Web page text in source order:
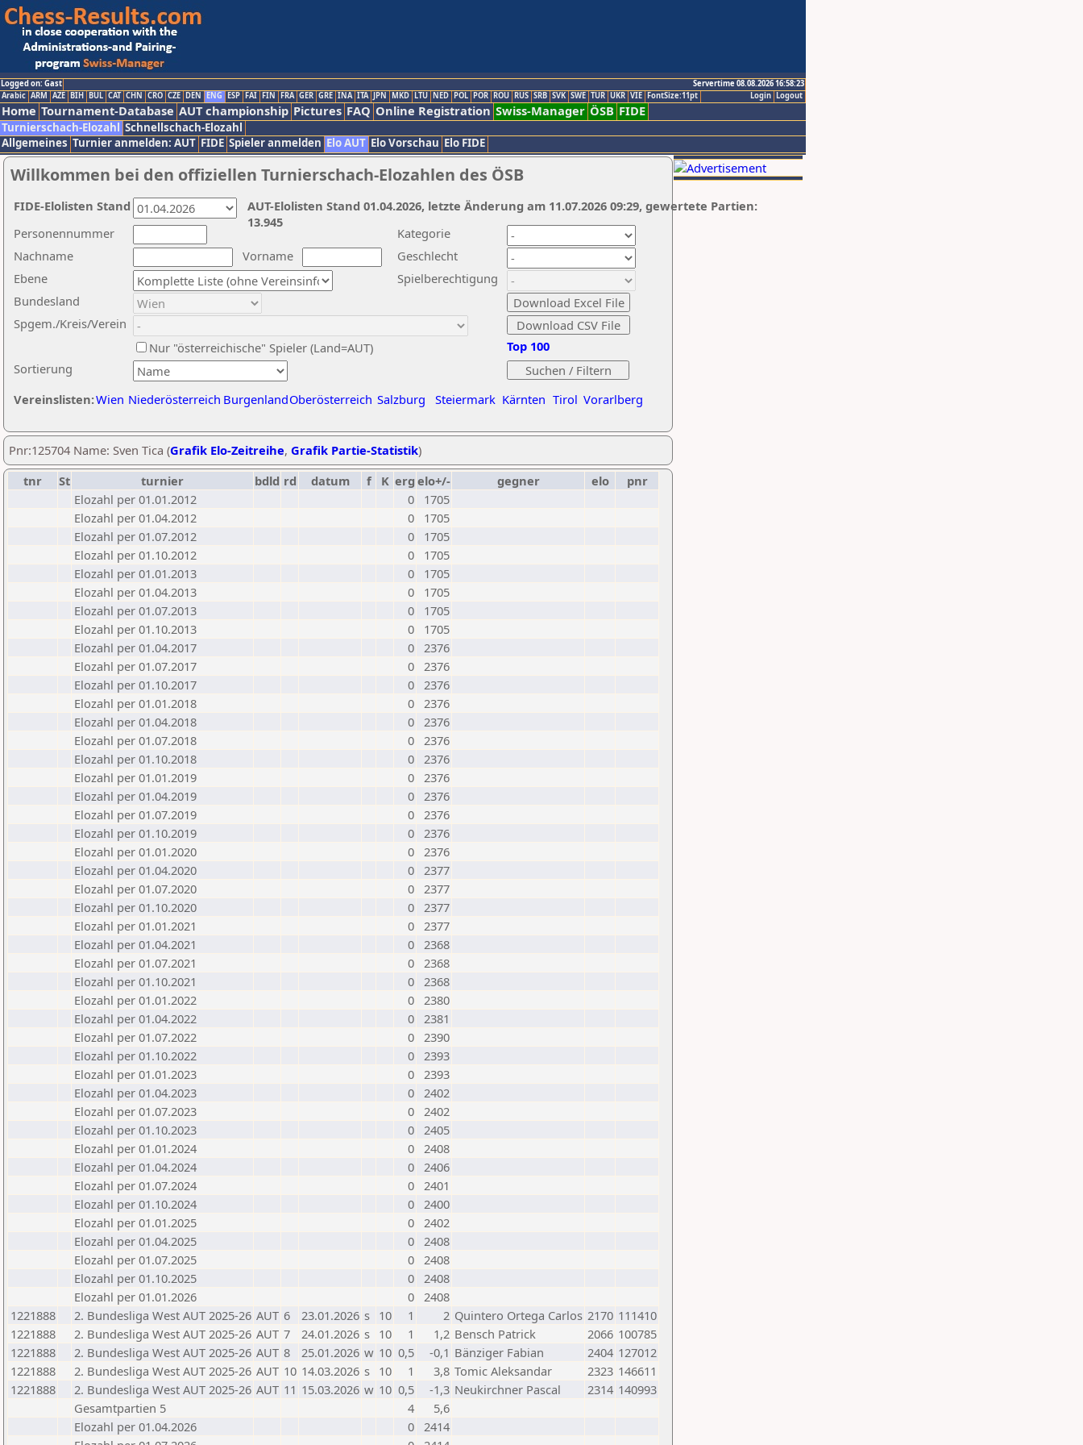
Logged on: Gast
Servertime 08.08.2026 16:58:23
Logout
Login
Arabic ARM AZE BIH BUL CAT CHN CRO CZE DEN ENG ESP FAI FIN FRA GER GRE INA ITA JPN MKD LTU NED POL POR ROU RUS SRB SVK SWE TUR UKR VIE FontSize:11pt
Home Tournament-Database AUT championship Pictures FAQ Online Registration Swiss-Manager ÖSB FIDE
Turnierschach-Elozahl Schnellschach-Elozahl
Allgemeines Turnier anmelden: AUT FIDE Spieler anmelden Elo AUT Elo Vorschau Elo FIDE
Willkommen bei den offiziellen Turnierschach-Elozahlen des ÖSB
Nachname
Vorname
Ebene
Kategorie
Sortierung
Personennummer
Bundesland
Spgem./Kreis/Verein
Geschlecht
Nur "österreichische" Spieler (Land=AUT)
Spielberechtigung
Vereinslisten:Wien Niederösterreich BurgenlandOberösterreich Salzburg Steiermark Kärnten Tirol Vorarlberg
Top 100
AUT-Elolisten Stand 01.04.2026, letzte Änderung am 11.07.2026 09:29, gewertete Partien:
13.945
FIDE-Elolisten Stand
Pnr:125704 Name: Sven Tica (Grafik Elo-Zeitreihe, Grafik Partie-Statistik)
tnr
St turnier bdld rd datum f K erg elo+/- gegner elo
pnr
Elozahl per 01.01.2012
0
1705
Elozahl per 01.04.2012
0
1705
Elozahl per 01.07.2012
0
1705
Elozahl per 01.10.2012
0
1705
Elozahl per 01.01.2013
0
1705
Elozahl per 01.04.2013
0
1705
Elozahl per 01.07.2013
0
1705
Elozahl per 01.10.2013
0
1705
Elozahl per 01.04.2017
0 2376
Elozahl per 01.07.2017
0 2376
Elozahl per 01.10.2017
0 2376
Elozahl per 01.01.2018
0 2376
Elozahl per 01.04.2018
0 2376
Elozahl per 01.07.2018
0 2376
Elozahl per 01.10.2018
0 2376
Elozahl per 01.01.2019
0 2376
Elozahl per 01.04.2019
0 2376
Elozahl per 01.07.2019
0 2376
Elozahl per 01.10.2019
0 2376
Elozahl per 01.01.2020
0 2376
Elozahl per 01.04.2020
0 2377
Elozahl per 01.07.2020
0 2377
Elozahl per 01.10.2020
0 2377
Elozahl per 01.01.2021
0 2377
Elozahl per 01.04.2021
0 2368
Elozahl per 01.07.2021
0 2368
Elozahl per 01.10.2021
0 2368
Elozahl per 01.01.2022
0 2380
Elozahl per 01.04.2022
0 2381
Elozahl per 01.07.2022
0 2390
Elozahl per 01.10.2022
0 2393
Elozahl per 01.01.2023
0 2393
Elozahl per 01.04.2023
0 2402
Elozahl per 01.07.2023
0 2402
Elozahl per 01.10.2023
0 2405
Elozahl per 01.01.2024
0 2408
Elozahl per 01.04.2024
0 2406
Elozahl per 01.07.2024
0 2401
Elozahl per 01.10.2024
0 2400
Elozahl per 01.01.2025
0 2402
Elozahl per 01.04.2025
0 2408
Elozahl per 01.07.2025
0 2408
Elozahl per 01.10.2025
0 2408
Elozahl per 01.01.2026
0 2408
1221888
2. Bundesliga West AUT 2025-26 AUT 6 23.01.2026 s 10 1 2 Quintero Ortega Carlos 2170 111410
1221888
2. Bundesliga West AUT 2025-26 AUT 7 24.01.2026 s 10 1 1,2 Bensch Patrick 2066 100785
1221888
2. Bundesliga West AUT 2025-26 AUT 8 25.01.2026 w 10 0,5 -0,1 Bänziger Fabian 2404 127012
1221888
2. Bundesliga West AUT 2025-26 AUT 10 14.03.2026 s 10 1 3,8 Tomic Aleksandar 2323 146611
1221888
2. Bundesliga West AUT 2025-26 AUT 11 15.03.2026 w 10 0,5 -1,3 Neukirchner Pascal 2314 140993
Gesamtpartien 5
4
5,6
Elozahl per 01.04.2026
0 2414